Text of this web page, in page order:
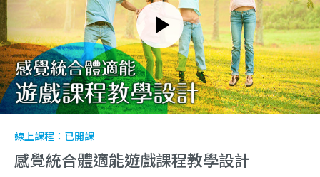
線上課程： 已開課
感覺統合體適能遊戲課程教學設計